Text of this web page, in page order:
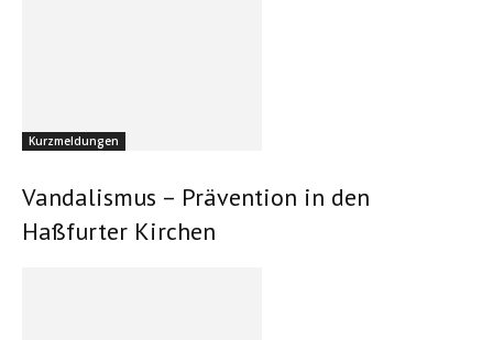
Kurzmeldungen
Vandalismus – Prävention in den
Haßfurter Kirchen